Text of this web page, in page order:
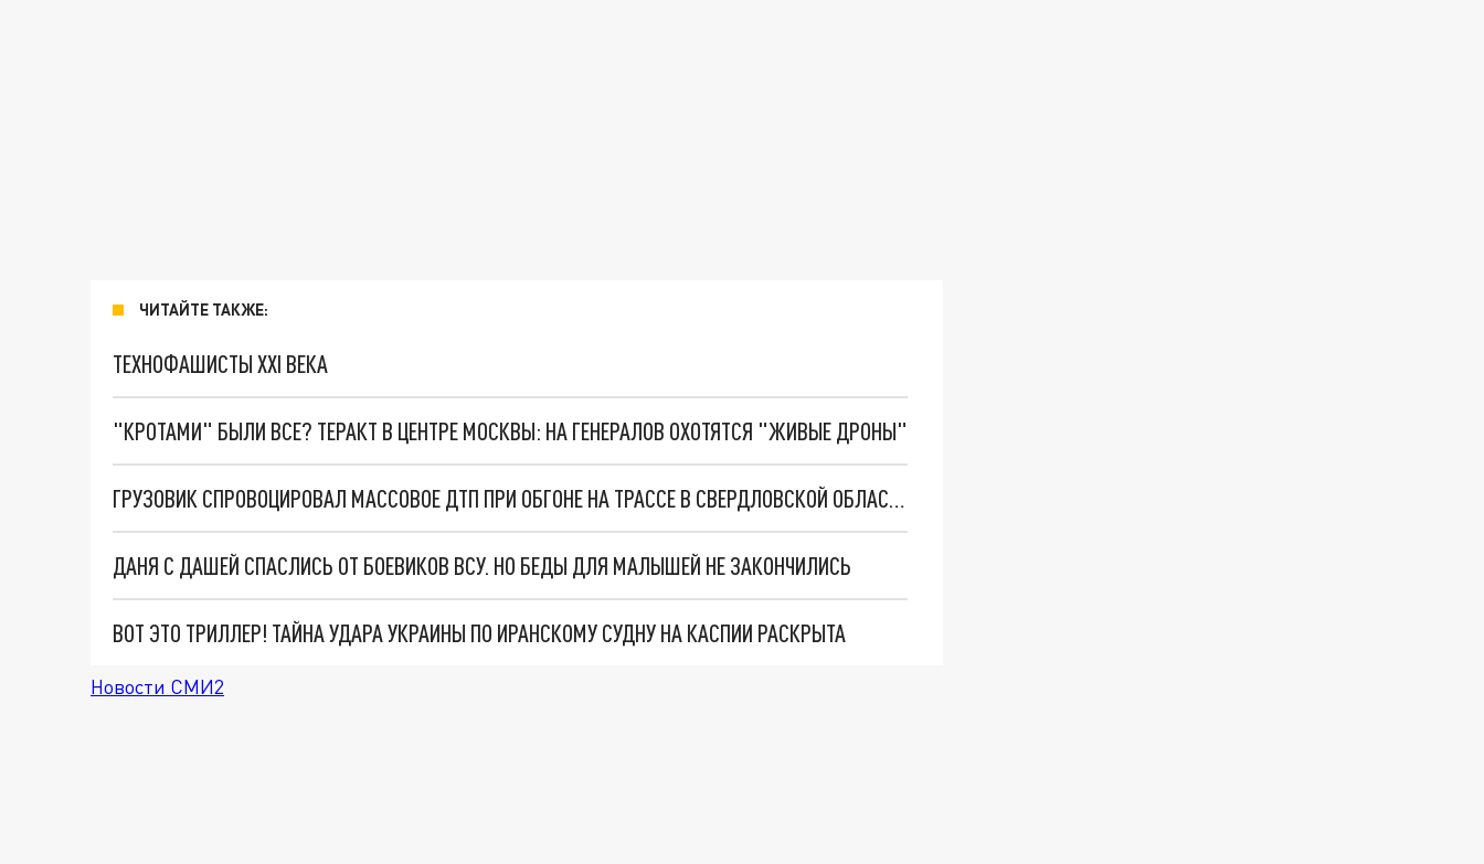
ЧИТАЙТЕ ТАКЖЕ:
ТЕХНОФАШИСТЫ XXI ВЕКА
"КРОТАМИ" БЫЛИ ВСЕ? ТЕРАКТ В ЦЕНТРЕ МОСКВЫ: НА ГЕНЕРАЛОВ ОХОТЯТСЯ "ЖИВЫЕ ДРОНЫ"
ГРУЗОВИК СПРОВОЦИРОВАЛ МАССОВОЕ ДТП ПРИ ОБГОНЕ НА ТРАССЕ В СВЕРДЛОВСКОЙ ОБЛАСТИ
ДАНЯ С ДАШЕЙ СПАСЛИСЬ ОТ БОЕВИКОВ ВСУ. НО БЕДЫ ДЛЯ МАЛЫШЕЙ НЕ ЗАКОНЧИЛИСЬ
ВОТ ЭТО ТРИЛЛЕР! ТАЙНА УДАРА УКРАИНЫ ПО ИРАНСКОМУ СУДНУ НА КАСПИИ РАСКРЫТА
Новости СМИ2